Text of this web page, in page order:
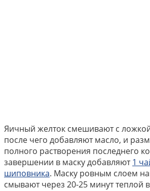
Яичный желток смешивают с
после чего добавляют масло, и
полного растворения последнего
завершении в маску добавляют1
шиповника. Маску ровным слоем
смывают через 20-25 минут теплой